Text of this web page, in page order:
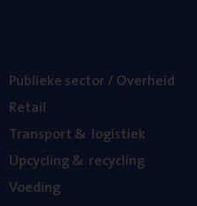
Publie­ke sec­tor / Overheid
Retail
Trans­port& logistiek
Upcy­cling& recycling
Voe­ding